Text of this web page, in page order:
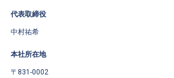
代表取締役
中村祐希
本社所在地
〒831-0002